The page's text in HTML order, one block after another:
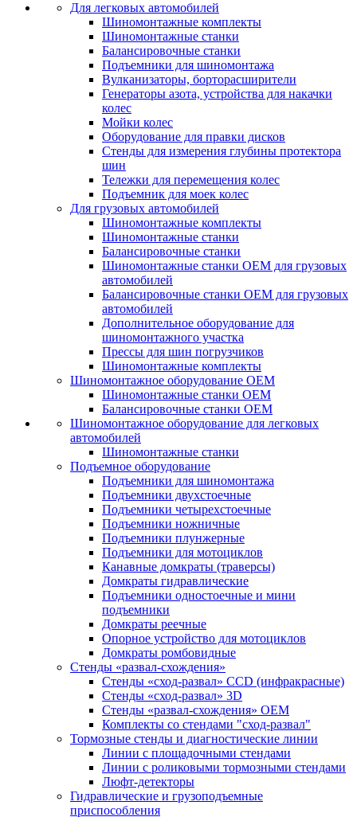
Для легковых автомобилей
Шиномонтажные комплекты
Шиномонтажные станки
Балансировочные станки
Подъемники для шиномонтажа
Вулканизаторы, борторасширители
Генераторы азота, устройства для накачки
колес
Мойки колес
Оборудование для правки дисков
Стенды для измерения глубины протектора
шин
Тележки для перемещения колес
Подъемник для моек колеc
Для грузовых автомобилей
Шиномонтажные комплекты
Шиномонтажные станки
Балансировочные станки
Шиномонтажные станки ОЕМ для грузовых
автомобилей
Балансировочные станки ОЕМ для грузовых
автомобилей
Дополнительное оборудование для
шиномонтажного участка
Прессы для шин погрузчиков
Шиномонтажные комплекты
Шиномонтажное оборудование ОЕМ
Шиномонтажные станки ОЕМ
Балансировочные станки ОЕМ
Шиномонтажное оборудование для легковых
автомобилей
Шиномонтажные станки
Подъемное оборудование
Подъемники для шиномонтажа
Подъемники двухстоечные
Подъемники четырехстоечные
Подъемники ножничные
Подъемники плунжерные
Подъемники для мотоциклов
Канавные домкраты (траверсы)
Домкраты гидравлические
Подъемники одностоечные и мини
подъемники
Домкраты реечные
Опорное устройство для мотоциклов
Домкраты ромбовидные
Стенды «развал-схождения»
Стенды «сход-развал» CCD (инфракрасные)
Стенды «сход-развал» 3D
Стенды «развал-схождения» ОЕМ
Комплекты со стендами "сход-развал"
Тормозные стенды и диагностические линии
Линии с площадочными стендами
Линии с роликовыми тормозными стендами
Люфт-детекторы
Гидравлические и грузоподъемные
приспособления